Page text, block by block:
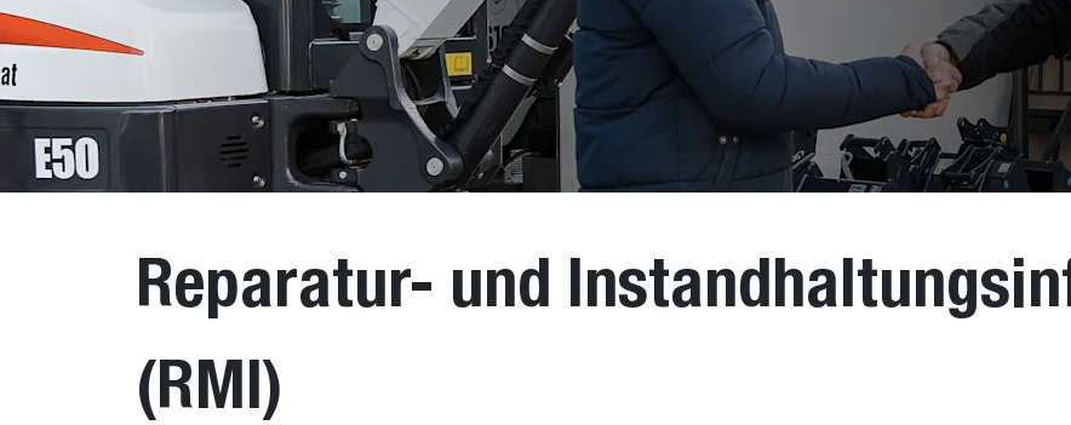
Reparatur- und
(RMI)